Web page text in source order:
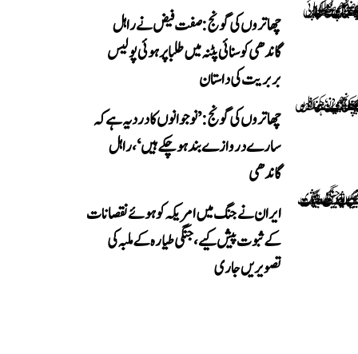
چھاتروں کی گونج: صفت فیض نے راہل
گاندھی کو سنائی پٹنہ میں طلبا پر ہوئی پولیس
بربریت کی داستان
چھاتروں کی گونج: ’نوجوانوں کا درد یہ ہے کہ
سارے دروازے بند ہو چکے ہیں‘، راہل
گاندھی
ایران نے جنگ میں امریکہ کو ہوئے نقصانات
کے ثبوت پیش کیے، جنگی طیارہ کے ملبہ کی
تصویریں جاری